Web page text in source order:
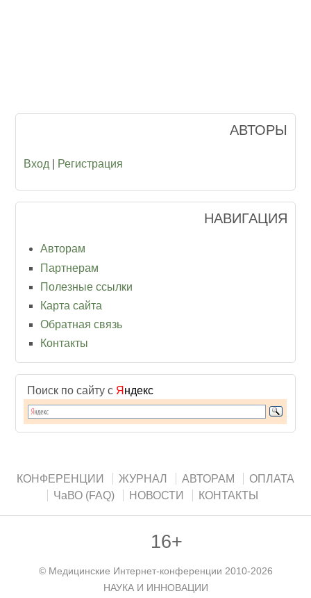
АВТОРЫ
Вход Регистрация
НАВИГАЦИЯ
Авторам
Партнерам
Полезные ссылки
Карта сайта
Обратная связь
Контакты
Поиск по сайту с Я ндекс
КОНФЕРЕНЦИИ ЖУРНАЛ АВТОРАМ
ОПЛАТА
ЧаВО (FAQ)
НОВОСТИ КОНТАКТЫ
16+
© Медицинские Интернет-конференции 2010-2026
НАУКА И ИННОВАЦИИ